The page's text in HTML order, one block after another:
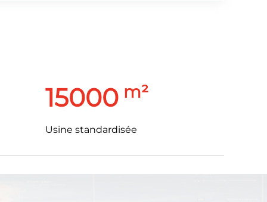
15000 m²
Usine standardisée